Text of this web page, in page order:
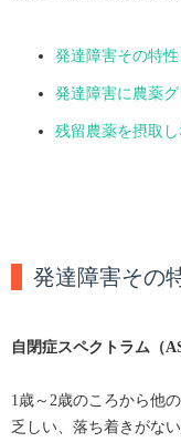
発達障害その特
発達障害に農薬
残留農薬を摂取
発達障害その
自閉症スペクトラム（
1歳～2歳のころから他
乏しい、落ち着きがな